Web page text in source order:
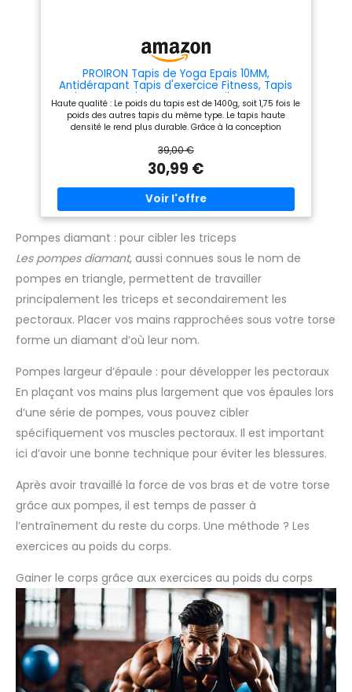
plus classique au plus
trouverez forcément la couleur
idéale pour votre domicile ou
votre entreprise 📫 Tous les
paillassons de format
40x60cm sont livrés pliés pour
pouvoir être déposés en boite
120x180cm sont livrés roulés.
PROIRON Tapis de Yoga Epais 10MM,
Antidérapant Tapis d'exercice Fitness, Tapis
de Gymnastique pour Yoga Pilates Gym
Exercices Sport Camping Voyage, en Mousse
NBR/respecte la Peau, Gris
Haute qualité : Le poids du tapis est de 1400g, soit 1,75 fois le
poids des autres tapis du même type. Le tapis haute
densité le rend plus durable. Grâce à la conception
Hemming créative, qui confère au bord et à la couche
intermédiaire une grille anti-déchirure, nos tapis de yoga
sont plus durables, durables et faciles à nettoyer.
MATÉRIEL：- Avec son matériau NBR en mousse haute
densité, le matelas de yoga et de fitness PROIRON soutient
la colonne vertébrale, les hanches, les genoux et les coudes
sur les sols durs. Taille ： 183 x 66 cm, épaisseur de 10 mm -
Le matelas garantit un confort pour les personnes de toutes
formes et tailles. Idéal pour le yoga, le pilates, les exercices,
le camping, le sommeil, la méditation, les parcs. Le tapis de
yoga extra épais est facile à nettoyer avec un détergent.
39,00 €
30,99 €
Pompes diamant : pour cibler les triceps
Les pompes diamant, aussi connues sous le nom de
pompes en triangle, permettent de travailler
principalement les triceps et secondairement les
pectoraux. Placer vos mains rapprochées sous votre torse
forme un diamant d’où leur nom.
Pompes largeur d’épaule : pour développer les pectoraux
En plaçant vos mains plus largement que vos épaules lors
d’une série de pompes, vous pouvez cibler
spécifiquement vos muscles pectoraux. Il est important
ici d’avoir une bonne technique pour éviter les blessures.
Après avoir travaillé la force de vos bras et de votre torse
grâce aux pompes, il est temps de passer à
l’entraînement du reste du corps. Une méthode ? Les
exercices au poids du corps.
Gainer le corps grâce aux exercices au poids du corps